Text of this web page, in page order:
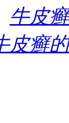
牛皮
皮癣